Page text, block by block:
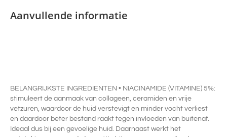
Aanvullende informatie
BELANGRIJKSTE INGREDIENTEN • NIACINAMIDE (VITAMINE) 5%:
stimuleert de aanmaak van collageen, ceramiden en vrije
vetzuren, waardoor de huid verstevigt en minder vocht verliest
en daardoor beter bestand raakt tegen invloeden van buitenaf.
Ideaal dus bij een gevoelige huid. Daarnaast werkt het